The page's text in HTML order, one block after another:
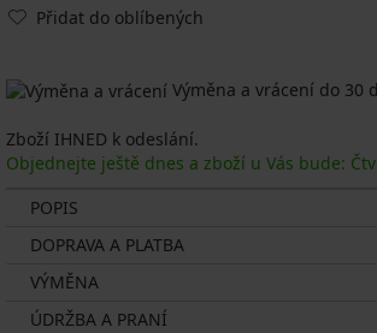
Přidat do oblíbených
Výměna a vrácení do 30
Zboží IHNED k odeslání.
Objednejte ještě dnes a zboží u Vás bude:
POPIS
DOPRAVA A PLATBA
VÝMĚNA
ÚDRŽBA A PRANÍ